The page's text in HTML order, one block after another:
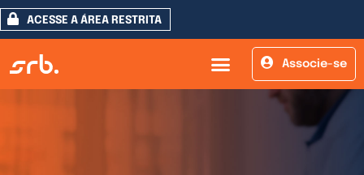
ACESSE A ÁREA RESTRITA
Associe-se